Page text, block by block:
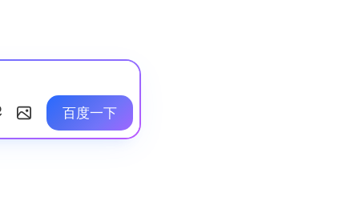
百度一下